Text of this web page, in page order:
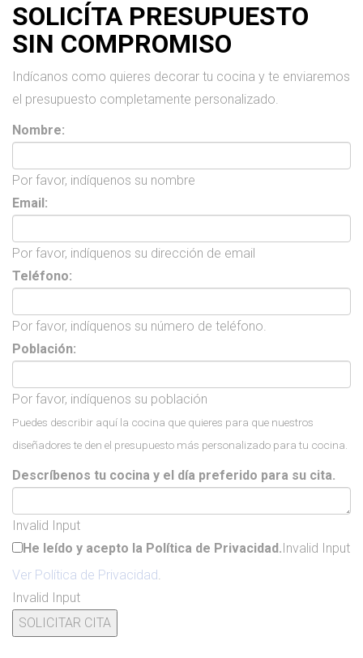
SOLICÍTA PRESUPUESTO
SIN COMPROMISO
Indícanos como quieres decorar tu cocina y te enviaremos
el presupuesto completamente personalizado.
Nombre:
Por favor, indíquenos su nombre
Email:
Por favor, indíquenos su dirección de email
Teléfono:
Por favor, indíquenos su número de teléfono.
Población:
Por favor, indíquenos su población
Puedes describir aquí la cocina que quieres para que nuestros
diseñadores te den el presupuesto más personalizado para tu cocina.
Descríbenos tu cocina y el día preferido para su cita.
Invalid Input
He leído y acepto la Política de Privacidad.Invalid Input
Ver Política de Privacidad.
Invalid Input